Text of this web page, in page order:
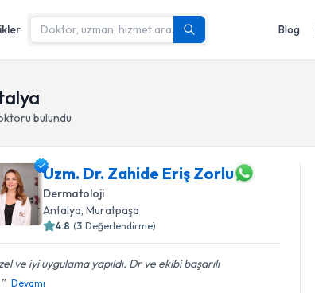
Blog
bulundu
Uzm. Dr. Zahide Eriş Zorlu
Dermatoloji
Antalya,Muratpaşa
4.8 (3 Değerlendirme)
ve iyi uygulama yapıldı. Dr ve ekibi başarılı
Devamı